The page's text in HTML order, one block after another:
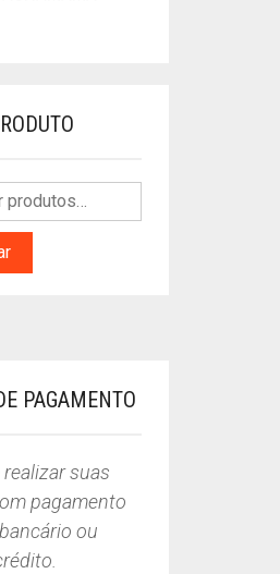
PAGAMENTO
suas
pagamento
ou